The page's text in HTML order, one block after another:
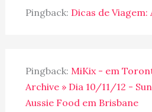
Pingback: Dicas de Viagem:
Pingback: MiKix - em
Archive » Dia 10/11/12 -
Aussie Food em Brisbane